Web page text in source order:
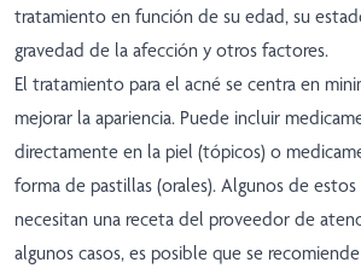
tratamiento en función de su edad, su
gravedad de la afección y otros factores.
El tratamiento para el acné se centra en
mejorar la apariencia. Puede incluir
directamente en la piel (tópicos) o
forma de pastillas (orales). Algunos de
necesitan una receta del proveedor de
algunos casos, es posible que se